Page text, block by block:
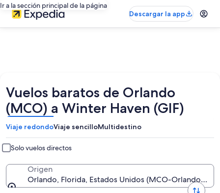
Ir a la sección principal de la página
Descargar la app
Vuelos baratos de Orlando
(MCO) a Winter Haven (GIF)
Viaje redondoViaje sencilloMultidestino
Solo vuelos directos
Origen
Orlando, Florida, Estados Unidos (MCO-Orlando Intl.)